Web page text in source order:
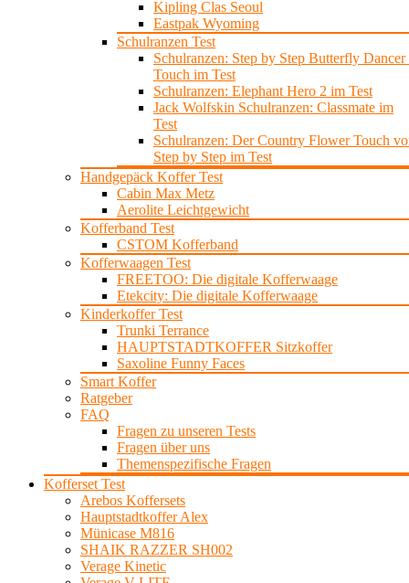
Kipling Clas Seoul
Eastpak Wyoming
Schulranzen Test
Schulranzen: Step by Step Butterfly Dancer
Touch im Test
Schulranzen: Elephant Hero 2 im Test
Jack Wolfskin Schulranzen: Classmate im
Test
Schulranzen: Der Country Flower Touch
Step by Step im Test
Handgepäck Koffer Test
Cabin Max Metz
Aerolite Leichtgewicht
Kofferband Test
CSTOM Kofferband
Kofferwaagen Test
FREETOO: Die digitale Kofferwaage
Etekcity: Die digitale Kofferwaage
Kinderkoffer Test
Trunki Terrance
HAUPTSTADTKOFFER Sitzkoffer
Saxoline Funny Faces
Smart Koffer
Ratgeber
FAQ
Fragen zu unseren Tests
Fragen über uns
Themenspezifische Fragen
Kofferset Test
Arebos Koffersets
Hauptstadtkoffer Alex
Münicase M816
SHAIK RAZZER SH002
Verage Kinetic